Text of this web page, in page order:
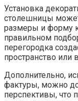
Установка
столешницы
размеры и форму
правильном
перегородка
пространство или
Дополнительно,
фактуры, можно
перспективы, что